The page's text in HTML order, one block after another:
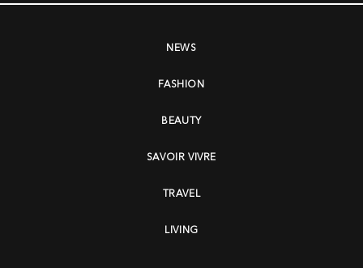
NEWS
FASHION
BEAUTY
SAVOIR VIVRE
TRAVEL
LIVING